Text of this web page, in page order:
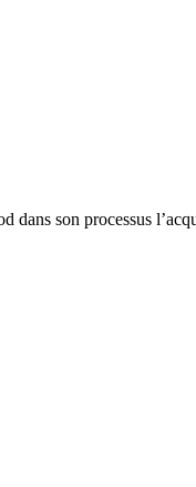
dans son processus